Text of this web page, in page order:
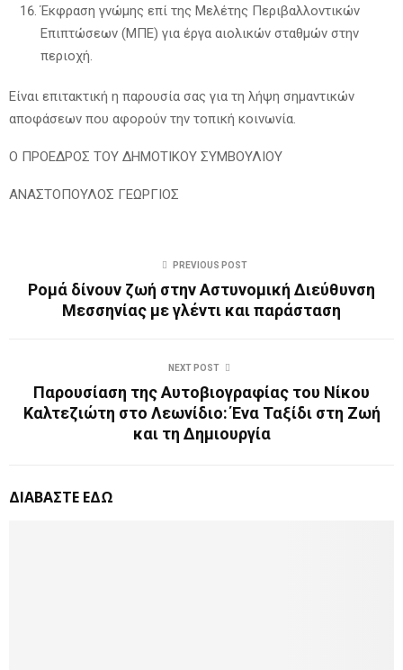
Έκφραση γνώμης επί της Μελέτης Περιβαλλοντικών
Επιπτώσεων (ΜΠΕ) για έργα αιολικών σταθμών στην
περιοχή.
Είναι επιτακτική η παρουσία σας για τη λήψη σημαντικών
αποφάσεων που αφορούν την τοπική κοινωνία.
Ο ΠΡΟΕΔΡΟΣ ΤΟΥ ΔΗΜΟΤΙΚΟΥ ΣΥΜΒΟΥΛΙΟΥ
ΑΝΑΣΤΟΠΟΥΛΟΣ ΓΕΩΡΓΙΟΣ
PREVIOUS POST
Ρομά δίνουν ζωή στην Αστυνομική Διεύθυνση
Μεσσηνίας με γλέντι και παράσταση
NEXT POST
Παρουσίαση της Αυτοβιογραφίας του Νίκου
Καλτεζιώτη στο Λεωνίδιο: Ένα Ταξίδι στη Ζωή
και τη Δημιουργία
ΔΙΑΒΑΣΤΕ ΕΔΩ